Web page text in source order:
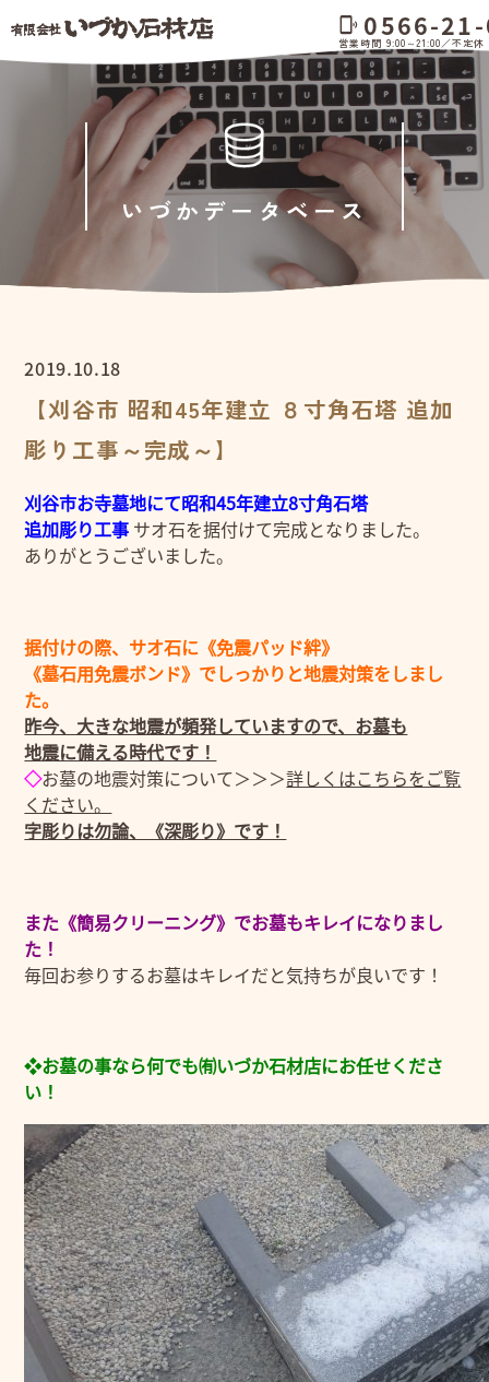
いづかデータベース
2019.10.18
【刈谷市 昭和45年建立 ８寸角石塔 追加
彫り工事～完成～】
刈谷市お寺墓地にて昭和45年建立8寸角石塔
追加彫り工事 サオ石を据付けて完成となりました。
ありがとうございました。
据付けの際、サオ石に《免震パッド絆》
《墓石用免震ボンド》でしっかりと地震対策をしまし
た。
昨今、大きな地震が頻発していますので、お墓も
地震に備える時代です！
◇お墓の地震対策について＞＞＞詳しくはこちらをご覧
ください。
字彫りは勿論、《深彫り》です！
また《簡易クリーニング》でお墓もキレイになりまし
た！
毎回お参りするお墓はキレイだと気持ちが良いです！
❖お墓の事なら何でも㈲いづか石材店にお任せくださ
い！
phonelink_ring 0566-
営業時間 9:00～21:00／不定休